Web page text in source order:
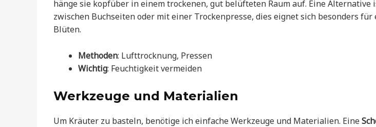
hänge sie kopfüber in einem trockenen, gut belüfteten Raum auf. Eine Alternative
zwischen Buchseiten oder mit einer Trockenpresse, dies eignet sich besonders
Blüten.
Methoden: Lufttrocknung, Pressen
Wichtig: Feuchtigkeit vermeiden
Werkzeuge und Materialien
Um Kräuter zu basteln, benötige ich einfache Werkzeuge und Materialien. Eine